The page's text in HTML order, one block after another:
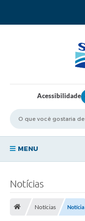
Acessibilidade
MENU
Notícias
Notícias Notícia